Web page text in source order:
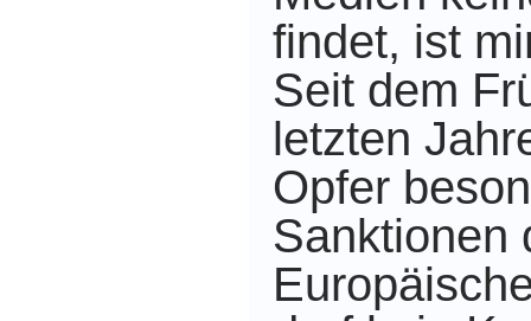
findet, ist
Seit dem
letzten
Opfer
Sanktionen